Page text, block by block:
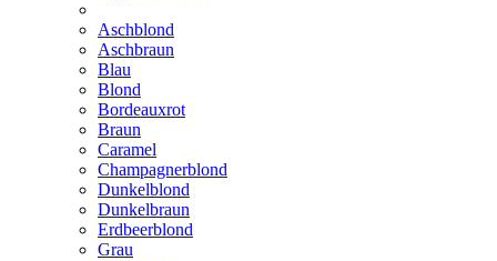
Aschblond
Aschbraun
Blau
Blond
Bordeauxrot
Braun
Caramel
Champagnerblond
Dunkelblond
Dunkelbraun
Erdbeerblond
Grau